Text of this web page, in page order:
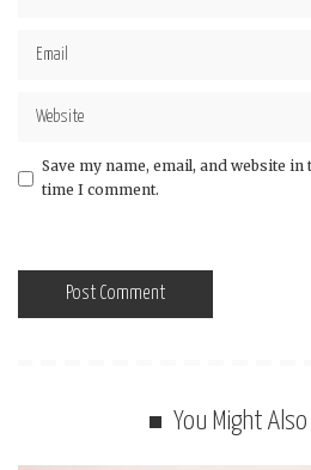
Save my name, email, and website
time I comment.
You Might